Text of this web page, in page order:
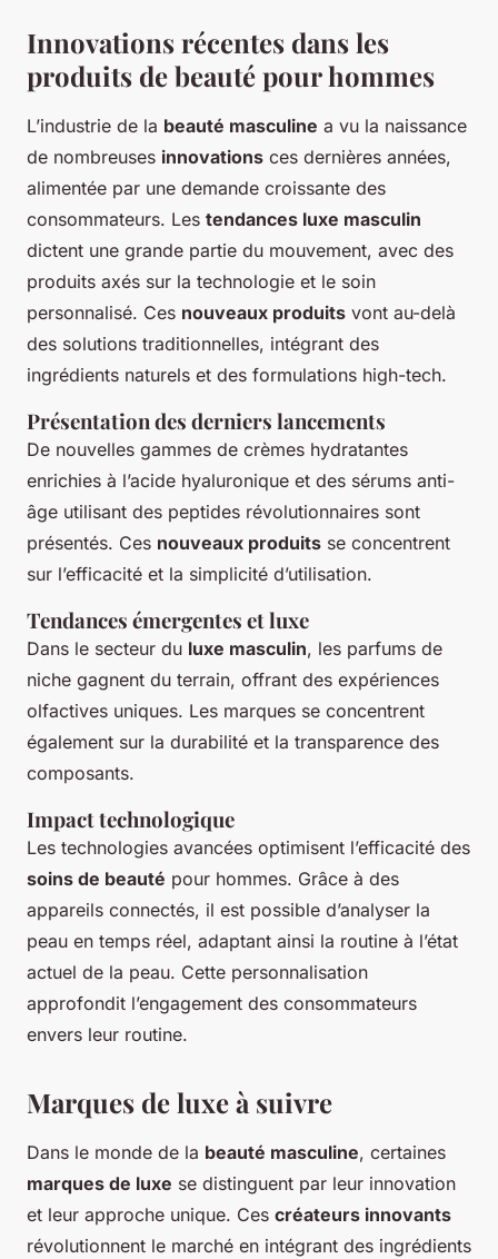
Innovations récentes dans les
produits de beauté pour hommes
L’industrie de la beauté masculine a vu la naissance
de nombreuses innovations ces dernières années,
alimentée par une demande croissante des
consommateurs. Les tendances luxe masculin
dictent une grande partie du mouvement, avec des
produits axés sur la technologie et le soin
personnalisé. Ces nouveaux produits vont au-delà
des solutions traditionnelles, intégrant des
ingrédients naturels et des formulations high-tech.
Présentation des derniers lancements
De nouvelles gammes de crèmes hydratantes
enrichies à l’acide hyaluronique et des sérums anti-
âge utilisant des peptides révolutionnaires sont
présentés. Ces nouveaux produits se concentrent
sur l’efficacité et la simplicité d’utilisation.
Tendances émergentes et luxe
Dans le secteur du luxe masculin, les parfums de
niche gagnent du terrain, offrant des expériences
olfactives uniques. Les marques se concentrent
également sur la durabilité et la transparence des
composants.
Impact technologique
Les technologies avancées optimisent l’efficacité des
soins de beauté pour hommes. Grâce à des
appareils connectés, il est possible d’analyser la
peau en temps réel, adaptant ainsi la routine à l’état
actuel de la peau. Cette personnalisation
approfondit l’engagement des consommateurs
envers leur routine.
Marques de luxe à suivre
Dans le monde de la beauté masculine, certaines
marques de luxe se distinguent par leur innovation
et leur approche unique. Ces créateurs innovants
révolutionnent le marché en intégrant des ingrédients